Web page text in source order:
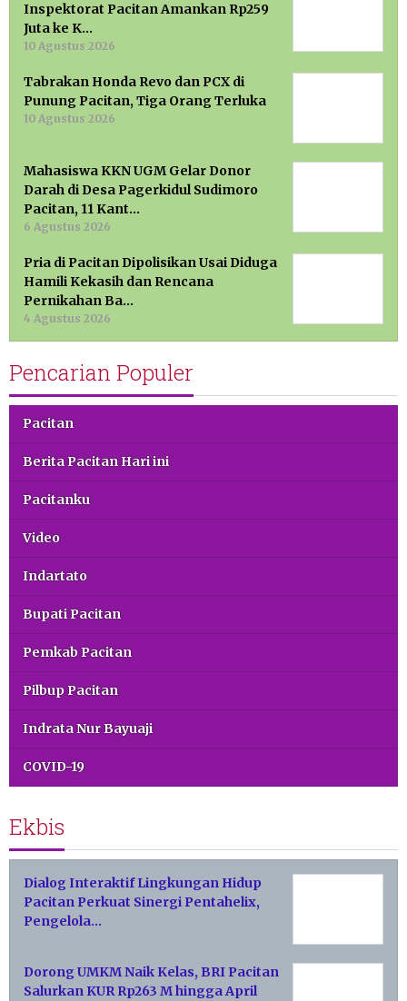
Inspektorat Pacitan Amankan Rp259
Juta ke K…
10 Agustus 2026
Tabrakan Honda Revo dan PCX di
Punung Pacitan, Tiga Orang Terluka
10 Agustus 2026
Mahasiswa KKN UGM Gelar Donor
Darah di Desa Pagerkidul Sudimoro
Pacitan, 11 Kant…
6 Agustus 2026
Pria di Pacitan Dipolisikan Usai Diduga
Hamili Kekasih dan Rencana
Pernikahan Ba…
4 Agustus 2026
Pencarian Populer
Pacitan
Berita Pacitan Hari ini
Pacitanku
Video
Indartato
Bupati Pacitan
Pemkab Pacitan
Pilbup Pacitan
Indrata Nur Bayuaji
COVID-19
Ekbis
Dialog Interaktif Lingkungan Hidup
Pacitan Perkuat Sinergi Pentahelix,
Pengelola…
Dorong UMKM Naik Kelas, BRI Pacitan
Salurkan KUR Rp263 M hingga April